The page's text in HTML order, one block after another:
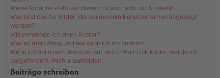
Meine Sprache steht auf diesem Board nicht zur Auswahl!
Was sind das für Bilder, die bei meinem Benutzernamen angezeigt
werden?
Wie verwende ich einen Avatar?
Was ist mein Rang und wie kann ich ihn ändern?
Wenn ich bei einem Benutzer auf den E-Mail-Link klicke, werde ich
aufgefordert, mich anzumelden.
Beiträge schreiben